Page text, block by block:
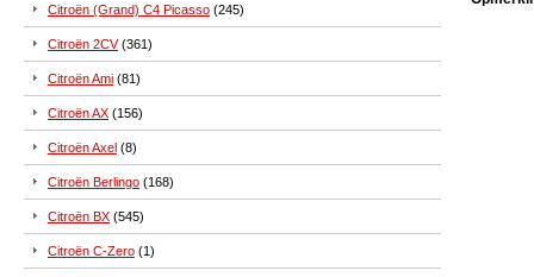
Citroën (Grand) C4 Picasso (245)
Citroën 2CV(361)
Citroën Ami (81)
Citroën AX (156)
Citroën Axel (8)
Citroën Berlingo (168)
Citroën BX (545)
Citroën C-Zero (1)